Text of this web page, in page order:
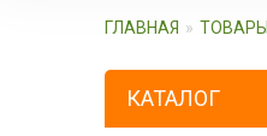
ГЛАВНАЯ ТОВАРЫ
КАТАЛОГ